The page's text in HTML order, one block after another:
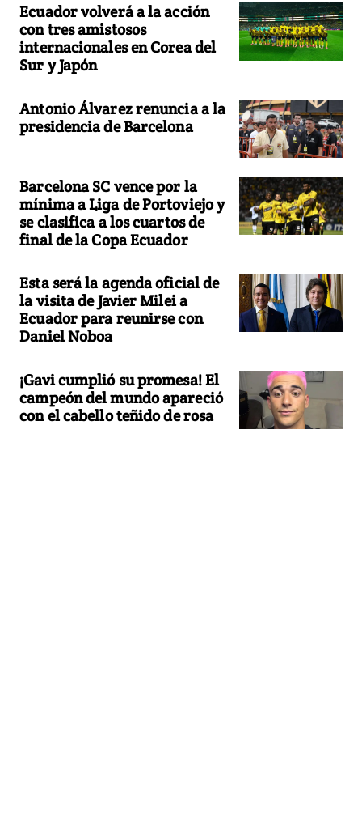
Ecuador volverá a la acción
con tres amistosos
internacionales en Corea del
Sur y Japón
Antonio Álvarez renuncia a la
presidencia de Barcelona
Barcelona SC vence por la
mínima a Liga de Portoviejo y
se clasifica a los cuartos de
final de la Copa Ecuador
Esta será la agenda oficial de
la visita de Javier Milei a
Ecuador para reunirse con
Daniel Noboa
¡Gavi cumplió su promesa! El
campeón del mundo apareció
con el cabello teñido de rosa